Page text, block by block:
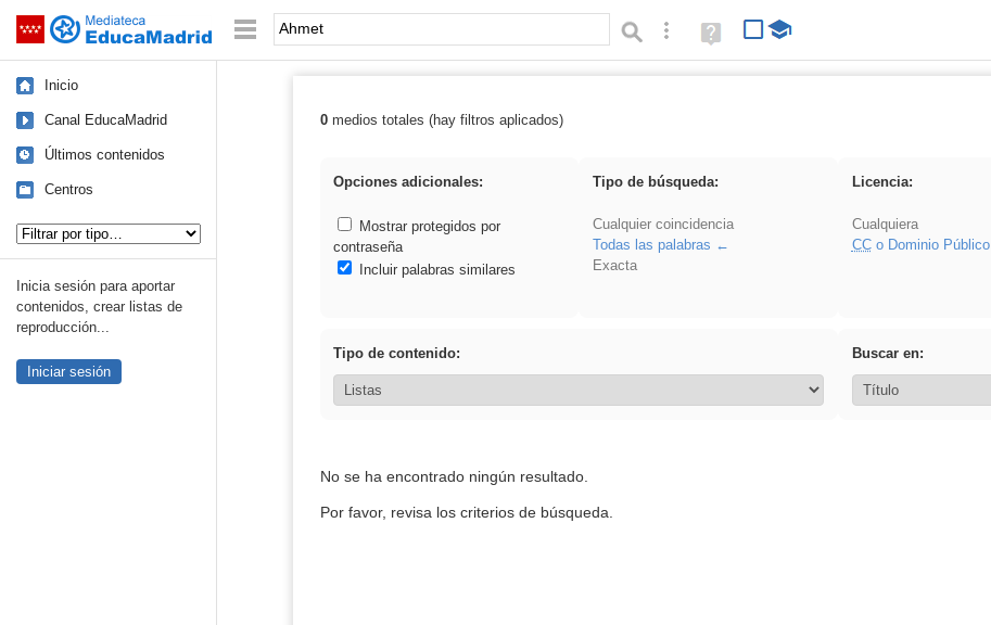
Saltar navegación Palabra o frase: Búsqueda avanzada
Ayuda
(en
Inicio
Canal EducaMadrid
Últimos contenidos
Centros
Inicia sesión para aportar
contenidos, crear listas de
reproducción...
Iniciar sesión
Resultados de: Ahmet
0medios totales (hay filtros aplicados)
Opciones adicionales:
Mostrar protegidos por
contraseña
Incluir palabras similares
Tipo de búsqueda:
Cualquier coincidencia
Todas las palabras
Exacta
Licencia:
Cualquiera
CCo Dominio Público
Tipo de contenido: Buscar en:
No se ha encontrado ningún resultado.
Por favor, revisa los criterios de búsqueda.